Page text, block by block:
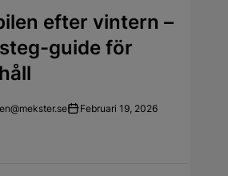
efter vintern –
guide för
Februari 19, 2026